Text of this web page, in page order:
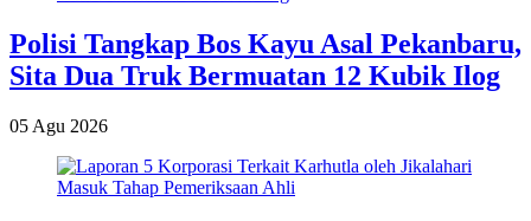
Polisi Tangkap Bos Kayu Asal Pekanbaru,
Sita Dua Truk Bermuatan 12 Kubik Ilog
05 Agu 2026